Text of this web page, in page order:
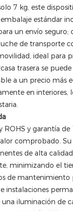
7 kg, este
estándar
un envío seguro;
de transporte
ideal para
trasera se
a un precio más
en interiores,
ROHS y garantía de
comprobado.
de alta
minimizando el
de mantenimiento
instalaciones
iluminación de